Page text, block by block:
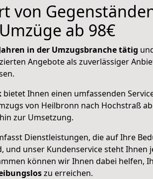
von
ab 98€
in der Umzugsbranche tätig
Angebote als zuverlässiger
bietet Ihnen einen umfassenden
von Heilbronn nach Hochstraß
zur Umsetzung.
Dienstleistungen, die auf Ihre
und unser Kundenservice steht Ihnen
können wir Ihnen dabei helfen,
zu erreichen.